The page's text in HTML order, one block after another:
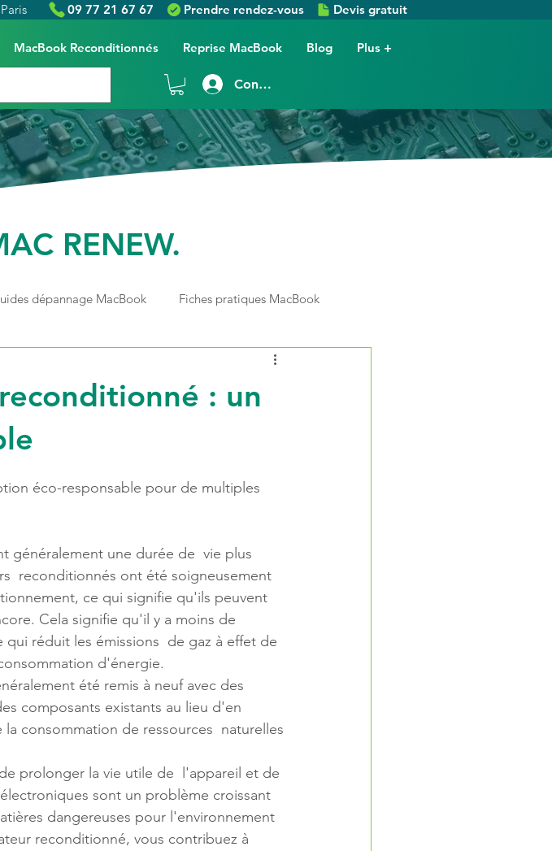
09 77 21 67 67 Prendre rendez-vous Devis gratuit
MacBook Reconditionnés Reprise MacBook Blog Plus +
Connexion
RENEW.
dépannage MacBook Fiches pratiques MacBook
: un
éco-responsable pour de multiples
généralement une durée de  vie plus
reconditionnés ont été soigneusement
ce qui signifie qu'ils peuvent
Cela signifie qu'il y a moins de
réduit les émissions  de gaz à effet de
d'énergie.
été remis à neuf avec des
composants existants au lieu d'en
consommation de ressources  naturelles
prolonger la vie utile de  l'appareil et de
sont un problème croissant
dangereuses pour l'environnement
reconditionné, vous contribuez à